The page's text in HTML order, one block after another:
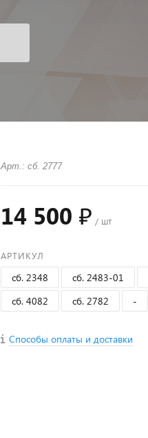
Арт.: сб. 2777
14 500 ₽ / шт
АРТИКУЛ
сб. 2348 сб. 2483-01
сб. 4082
сб. 2782 -
Способы оплаты и доставки